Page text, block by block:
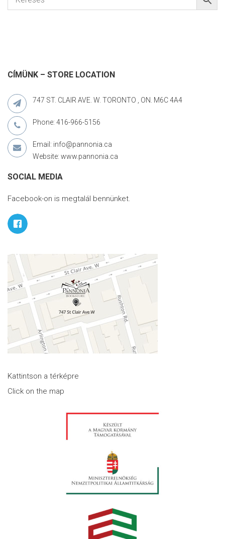
CÍMÜNK – STORE LOCATION
747 ST. CLAIR AVE. W. TORONTO , ON. M6C 4A4
Phone: 416-966-5156
Email: info@pannonia.ca
Website: www.pannonia.ca
SOCIAL MEDIA
Facebook-on is megtalál bennünket.
Kattintson a térképre
Click on the map